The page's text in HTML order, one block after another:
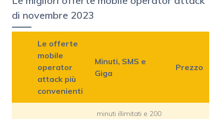
di novembre 2023
Le offerte
mobile
operator
attack più
convenienti
Minuti, SMS e
Giga
Prezzo
minuti illimitati e 200